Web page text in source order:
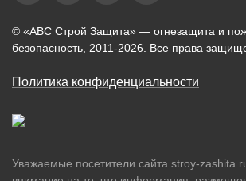
© «АВС Строй Защита» — огнезащита и
безопасность, 2011-2026. Все права
Политика конфиденциальности
Уважаемые посетители сайта stroy-